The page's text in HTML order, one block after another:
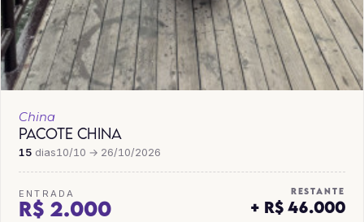
China
PACOTE CHINA
15 dias10/10 → 26/10/2026
ENTRADA
R$ 2.000
RESTANTE
+ R$ 46.000